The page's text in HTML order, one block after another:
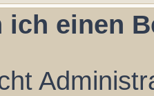
ich einen